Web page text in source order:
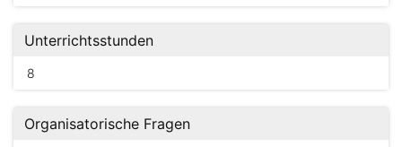
Unterrichtsstunden
8
Organisatorische Fragen